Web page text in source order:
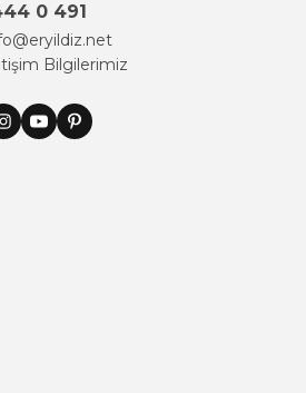
0 491
Bilgilerimiz